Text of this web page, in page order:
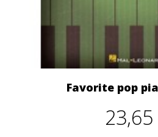
Favorite pop